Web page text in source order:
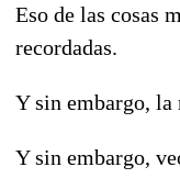
Eso de las cosas
recordadas.
Y sin embargo, la
Y sin embargo,